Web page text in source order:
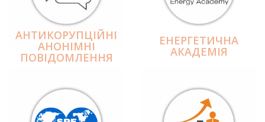
АНТИКОРУПЦІЙНІ
АНОНІМНІ
ПОВІДОМЛЕННЯ
ЕНЕРГЕТИЧНА
АКАДЕМІЯ